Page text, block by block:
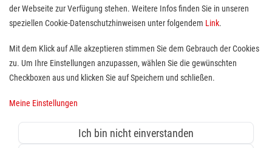
Notfallsanitäter (m/w/d)
Standort(e): Kirberg, Niederselters, Bad Camberg
in Vollzeit oder Teilzeit, ab sofort
Du bist Notfallsanitäter (m/w/d) aus Leidenschaft und
der Webseite zur Verfügung stehen. Weitere Infos finden Sie in unseren
speziellen Cookie-Datenschutzhinweisen unter folgendem Link.
Mit dem Klick auf Alle akzeptieren stimmen Sie dem Gebrauch der Cookies
zu. Um Ihre Einstellungen anzupassen, wählen Sie die gewünschten
Checkboxen aus und klicken Sie auf Speichern und schließen.
Meine Einstellungen
Ich bin nicht einverstanden